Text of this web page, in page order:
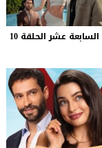
السابعة عشر الحلقة 10